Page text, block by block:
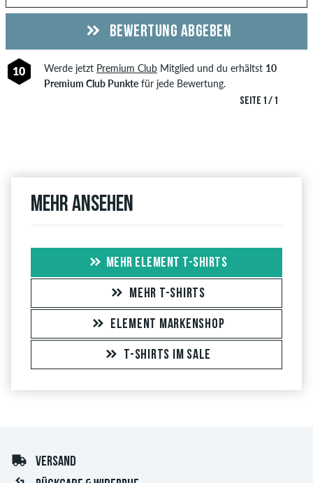
SEITE 1 / 1
BEWERTUNG ABGEBEN
10 Werde jetzt Premium ClubMitglied und du erhältst 10
Premium Club Punktefür jede Bewertung.
Mehr ansehen
MEHR ELEMENT T-SHIRTS
MEHR T-SHIRTS
ELEMENT MARKENSHOP
T-SHIRTS IM SALE
VERSAND